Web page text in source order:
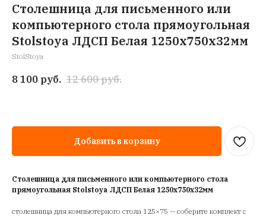
Столешница для письменного или
компьютерного стола прямоугольная
Stolstoya ЛДСП Белая 1250х750х32мм
StolStoya
8 100 руб. 12 600 руб.
Добавить в корзину
Столешница для письменного или компьютерного стола
прямоугольная Stolstoya ЛДСП Белая 1250х750х32мм
столешница для компьютерного стола 125×75 — соберите комплект с